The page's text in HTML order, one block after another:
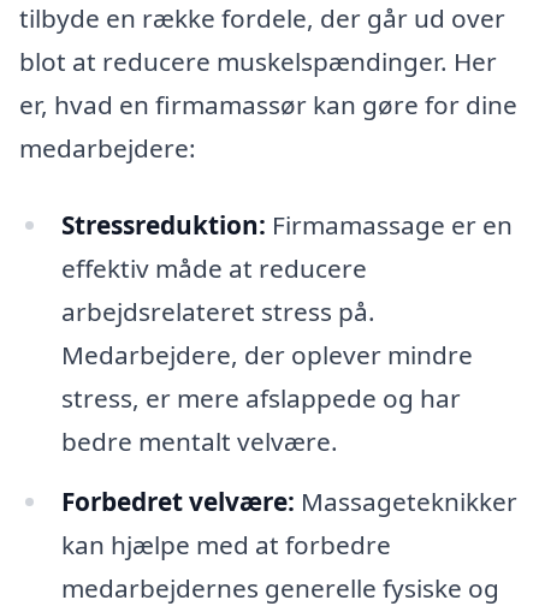
tilbyde en række fordele, der går ud over
blot at reducere muskelspændinger. Her
er, hvad en firmamassør kan gøre for dine
medarbejdere:
Stressreduktion: Firmamassage er en
effektiv måde at reducere
arbejdsrelateret stress på.
Medarbejdere, der oplever mindre
stress, er mere afslappede og har
bedre mentalt velvære.
Forbedret velvære: Massageteknikker
kan hjælpe med at forbedre
medarbejdernes generelle fysiske og